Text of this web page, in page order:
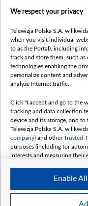
Правілы
We respect your privacy
Telewizja Polska S.A. w
when you visit individual
to as the Portal), including
track and store them, such
technologies enabling the
personalize content and
analyze Internet traffic.
Click "I accept and go to the
tracking and data collection
device and its storage, and
Telewizja Polska S.A. w
company) and otherTrusted
purposes (including for
interests and measuring their
The purposes of processing
follows:
Enable